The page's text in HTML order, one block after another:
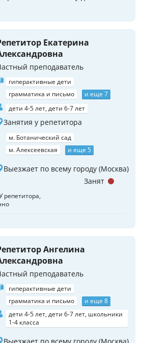
Екатерина
преподаватель
гиперактивные дети
грамматика и письмо
и еще 7
дети 4-5 лет, дети 6-7 лет
Занятия у репетитора
м. Ботанический сад
м. Алексеевская
и еще 5
Выезжает по всему городу (Москва)
репетитора
Занят
Ангелина
преподаватель
гиперактивные дети
грамматика и письмо
и еще 8
дети 4-5 лет, дети 6-7 лет, школьники
1-4 класса